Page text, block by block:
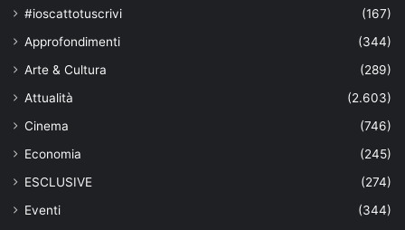
#ioscattotuscrivi
(167)
Approfondimenti
(344)
Arte & Cultura
(289)
Attualità
(2.603)
Cinema
(746)
Economia
(245)
ESCLUSIVE
(274)
Eventi
(344)